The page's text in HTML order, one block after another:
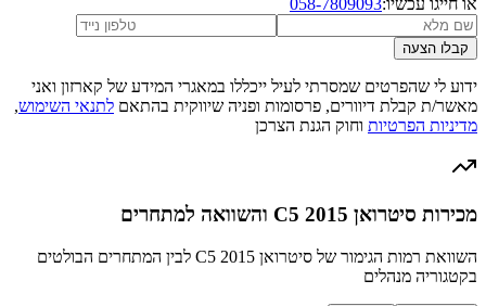
קבלו הצעה
ידוע לי שהפרטים שמסרתי לעיל ייכללו במאגרי המידע של קארזון ואני
מאשר/ת קבלת דיוורים, פרסומות ופניה שיווקית בהתאם לתנאי השימוש,
מדיניות הפרטיות וחוק הגנת הצרכן
מכירות סיטרואן C5 2015 והשוואה למתחרים
השוואת רמות הגימור של סיטרואן C5 2015 לבין המתחרים הבולטים
בקטגוריה מנהלים